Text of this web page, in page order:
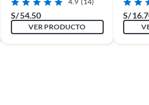
S/54.50
VER PRODUCTO
S/